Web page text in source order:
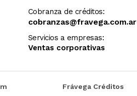
Cobranza de créditos:
cobranzas@fravega.com.ar
Servicios a empresas:
Ventas corporativas
Frávega Créditos